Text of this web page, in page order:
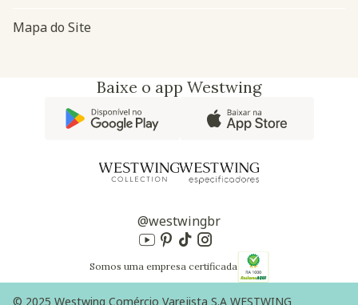
Mapa do Site
Baixe o app Westwing
@westwingbr
Somos uma empresa certificada
© 2025 Westwing Comércio Varejista S.A WESTWING